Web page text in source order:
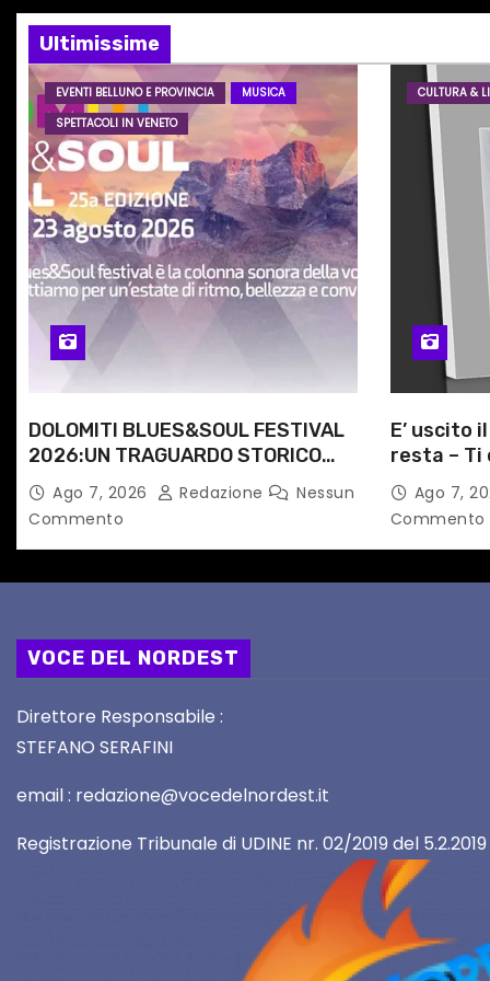
o
n
e
a
r
t
i
c
o
l
i
Ultimissime
EVENTI BELLUNO E PROVINCIA
MUSICA
SPETTACOLI IN VENETO
DOLOMITI BLUES&SOUL FESTIVAL
2026:UN TRAGUARDO STORICO
PER LA 25ª EDIZIONE TRA LE CIME
PATRIMONIO UNESCO
Ago 7, 2026 Redazione
Nessun
Commento
CULTURA &
E’ uscito
resta – Ti
Angela
primario
Ago 7,
Commento
VOCE DEL NORDEST
Direttore Responsabile :
STEFANO SERAFINI
email : redazione@vocedelnordest.it
Registrazione Tribunale di UDINE nr. 02/2019 del 5.2.2019